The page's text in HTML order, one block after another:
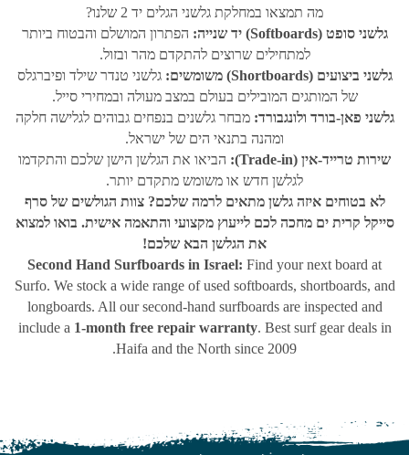
מה תמצאו במחלקת גלשני הגלים יד 2 שלנו?
גלשני סופט (Softboards) יד שנייה:
הפתרון המושלם והבטוח ביותר
למתחילים שרוצים להתקדם מהר ובזול.
גלשני ביצועים (Shortboards) משומשים:
גלשני טנדר שילד ופיברגלס
של המותגים המובילים בעולם במצב מעולה ובמחירי סייל.
גלשני פאן-בורד ולונגבורד: מבחר גלשנים בנפחים גבוהים לגלישה חלקה
ומהנה בתנאי הים של ישראל.
שירות טרייד-אין (Trade-in):
הביאו את הגלשן הישן שלכם והתקדמו
לגלשן חדש או משומש מתקדם יותר.
לא בטוחים איזה גלשן מתאים לרמה שלכם? צוות הגולשים של סרף
סייקל קרית ים מחכה לכם לייעוץ מקצועי והתאמה אישית. בואו למצוא
את הגלשן הבא שלכם!
Second Hand Surfboards in Israel: Find your next board at
Surfo. We stock a wide range of used softboards, shortboards, and
longboards. All our second-hand surfboards are inspected and
include a 1-month free repair warranty. Best surf gear deals in
Haifa and the North since 2009.